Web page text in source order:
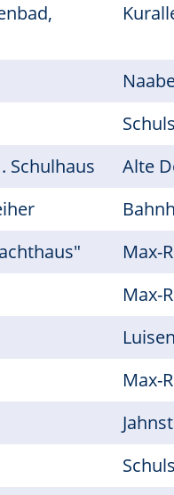
Schulhaus
Alte
Max-
Max-
Max-